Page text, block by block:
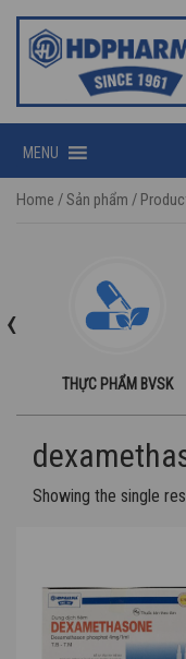
MENU
Home /Sản phẩm /
THỰC PHẨM BVSK
‹
Showing the single